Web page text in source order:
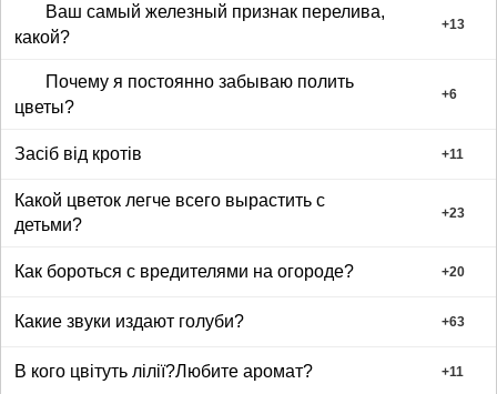
Ваш самый железный признак перелива,
какой?
+13
Почему я постоянно забываю полить
цветы?
+6
Засіб від кротів +11
Какой цветок легче всего вырастить с
детьми?
+23
Как бороться с вредителями на огороде? +20
Какие звуки издают голуби? +63
В кого цвітуть лілії?Любите аромат? +11